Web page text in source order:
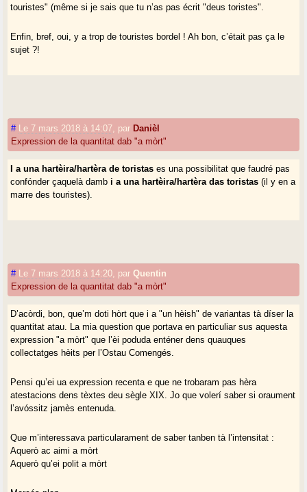
touristes" (même si je sais que tu n’as pas écrit "deus toristes".
Enfin, bref, oui, y a trop de touristes bordel ! Ah bon, c’était pas ça le
sujet ?!
# Le 7 mars 2018 à 14:07 par Danièl
Expression de la quantitat dab "a mòrt"
I a una hartèira/hartèra de toristas es una possibilitat que faudré pas
confónder çaquelà dambi a una hartèira/hartèra das toristas (il y en a
marre des touristes).
# Le 7 mars 2018 à 14:20 parQuentin
Expression de la quantitat dab "a mòrt"
D’acòrdi, bon, que’m doti hòrt que i a "un hèish" de variantas tà díser la
quantitat atau. La mia question que portava en particuliar sus aquesta
expression "a mòrt" que l’èi poduda enténer dens quauques
collectatges hèits per l’Ostau Comengés.
Pensi qu’ei ua expression recenta e que ne trobaram pas hèra
atestacions dens tèxtes deu sègle XIX. Jo que volerí saber si oraument
l’avóssitz jamès entenuda.
Que m’interessava particularament de saber tanben tà l’intensitat :
Aquerò ac aimi a mòrt
Aquerò qu’ei polit a mòrt